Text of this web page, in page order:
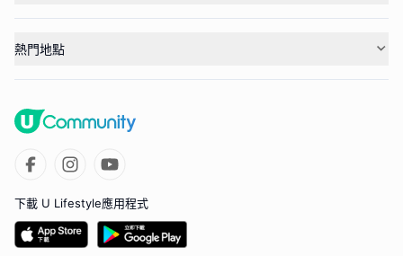
熱門地點
下載 U Lifestyle應用程式